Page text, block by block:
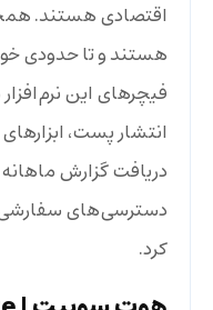
اقتصادی هستند.
هستند و تا حدودی
فیچرهای این
انتشار پست،
دریافت گزارش
دسترسی‌های سفارشی
کرد.